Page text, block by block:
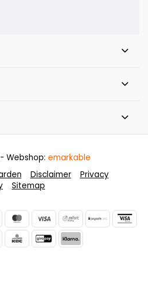
Disclaimer
Privacy
Sitemap
- Webshop: emarkable